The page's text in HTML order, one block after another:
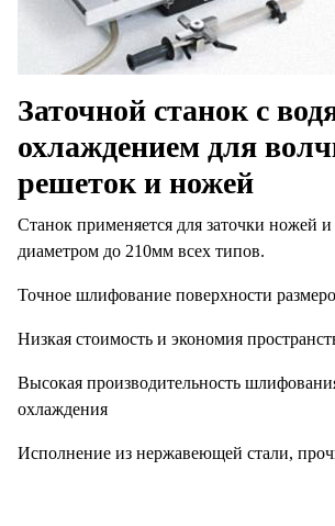
Заточной станок с
охлаждением для
решеток и ножей
Станок применяется для заточки ножей
диаметром до 210мм всех типов.
Точное шлифование поверхности
Низкая стоимость и экономия
Высокая производительность
охлаждения
Исполнение из нержавеющей стали,